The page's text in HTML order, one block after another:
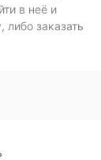
в неё и
либо заказать